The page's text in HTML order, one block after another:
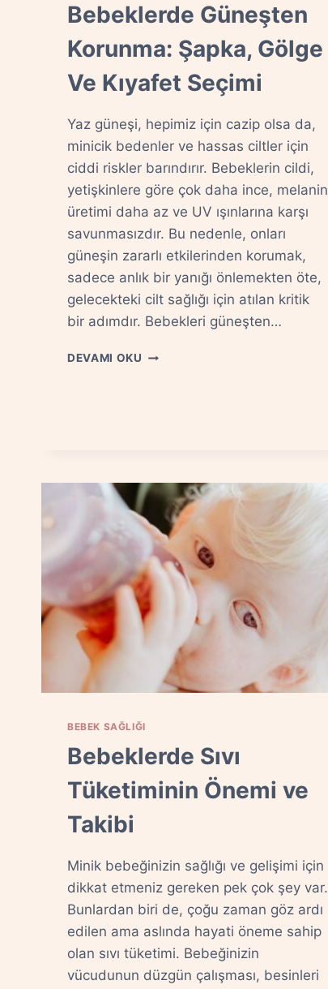
Bebeklerde Güneşten
Korunma: Şapka, Gölge
Ve Kıyafet Seçimi
Yaz güneşi, hepimiz için cazip olsa da,
minicik bedenler ve hassas ciltler için
ciddi riskler barındırır. Bebeklerin cildi,
yetişkinlere göre çok daha ince, melanin
üretimi daha az ve UV ışınlarına karşı
savunmasızdır. Bu nedenle, onları
güneşin zararlı etkilerinden korumak,
sadece anlık bir yanığı önlemekten öte,
gelecekteki cilt sağlığı için atılan kritik
bir adımdır. Bebekleri güneşten…
DEVAMI OKU BEBEKLERDE
BEBEK SAĞLIĞI
Bebeklerde Sıvı
Tüketiminin Önemi ve
Takibi
Minik bebeğinizin sağlığı ve gelişimi için
dikkat etmeniz gereken pek çok şey var.
Bunlardan biri de, çoğu zaman göz ardı
edilen ama aslında hayati öneme sahip
olan sıvı tüketimi. Bebeğinizin
vücudunun düzgün çalışması, besinleri